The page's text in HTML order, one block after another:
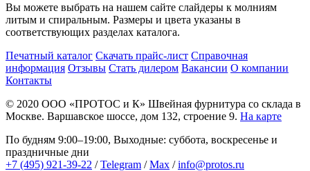
Вы можете выбрать на нашем сайте слайдеры к молниям
литым и спиральным. Размеры и цвета указаны в
соответствующих разделах каталога.
Печатный каталог Скачать прайс-лист Справочная
информация Отзывы Стать дилером Вакансии О компании
Контакты
© 2020 ООО «ПРОТОС и К» Швейная фурнитура со склада в
Москве. Варшавское шоссе, дом 132, строение 9. На карте
По будням 9:00–19:00, Выходные: суббота, воскресенье и
праздничные дни
+7 (495) 921-39-22 /Telegram /Max /info@protos.ru